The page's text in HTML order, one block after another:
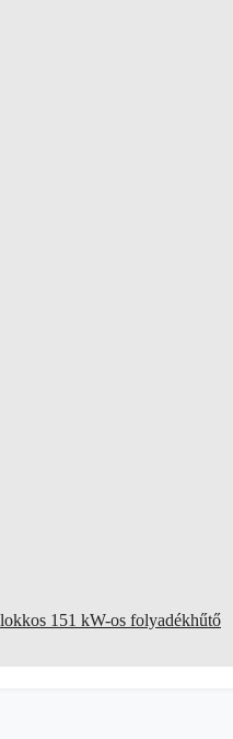
151 kW-os folyadékhűtő